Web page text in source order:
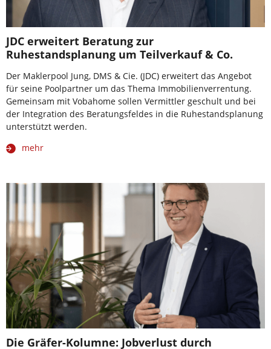
JDC erweitert Beratung zur
Ruhestandsplanung um Teilverkauf & Co.
Der Maklerpool Jung, DMS & Cie. (JDC) erweitert das Angebot
für seine Poolpartner um das Thema Immobilienverrentung.
Gemeinsam mit Vobahome sollen Vermittler geschult und bei
der Integration des Beratungsfeldes in die Ruhestandsplanung
unterstützt werden.
mehr
Die Gräfer-Kolumne: Jobverlust durch